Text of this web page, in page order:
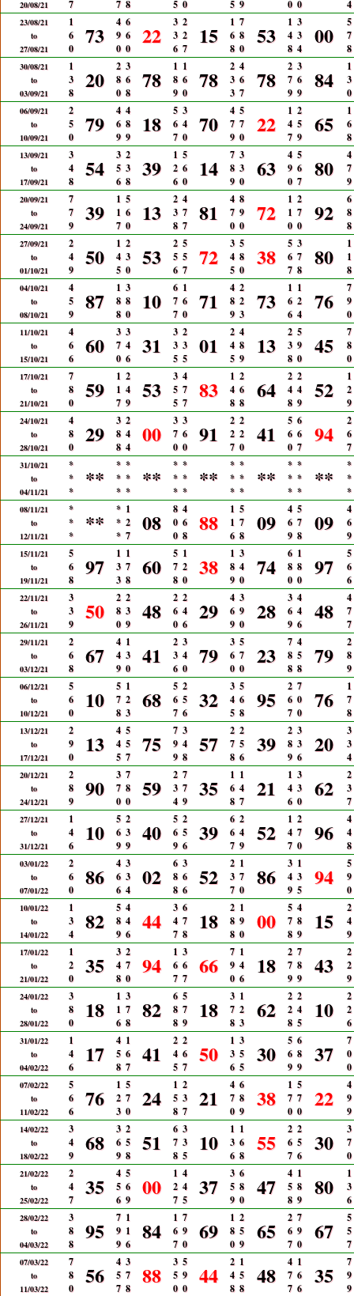
20/08/21 7 7 8 5 0 5 9 0 0 4
23/08/21
to
27/08/21
1
6
0
73
4
9
0
6
6
0
22
3
3
6
2
2
7
15
1
6
8
7
8
0
53
1
4
8
3
3
4
00
5
7
8
30/08/21
to
03/09/21
1
3
8
20
2
8
0
3
6
8
78
1
8
9
1
6
0
78
2
3
3
4
6
7
78
2
7
9
3
6
9
84
1
3
0
06/09/21
to
10/09/21
2
5
0
79
4
6
9
4
8
9
18
5
6
7
3
4
0
70
4
7
9
5
7
0
22
1
4
7
2
5
9
65
1
6
8
13/09/21
to
17/09/21
3
4
8
54
3
5
6
2
3
8
39
1
2
6
5
6
0
14
7
8
9
3
3
0
63
4
9
0
5
6
7
80
4
7
9
20/09/21
to
24/09/21
7
7
9
39
1
1
7
5
6
0
13
2
3
8
4
7
7
81
4
7
0
8
9
0
72
1
1
0
2
7
0
92
6
8
8
27/09/21
to
01/10/21
2
4
9
50
1
4
5
2
3
0
53
2
5
6
5
5
7
72
3
4
5
5
8
0
38
5
6
7
3
7
8
80
1
1
8
04/10/21
to
08/10/21
4
5
9
87
1
8
8
3
8
0
10
6
7
7
1
6
0
71
4
8
9
2
2
3
73
1
6
6
1
2
4
76
7
9
0
11/10/21
to
15/10/21
4
6
6
60
3
7
0
3
4
6
31
3
3
5
2
3
5
01
2
4
5
4
8
9
13
2
3
8
5
9
0
45
7
8
0
17/10/21
to
21/10/21
7
8
0
59
1
1
7
2
4
9
53
3
5
5
4
7
7
83
1
4
8
2
6
8
64
2
4
8
2
4
9
52
1
2
9
24/10/21
to
28/10/21
4
8
0
29
3
8
8
2
4
4
00
3
7
0
3
6
0
91
2
2
7
2
2
0
41
5
6
0
6
6
7
94
2
6
7
31/10/21
to
04/11/21
*
*
*
**
*
*
*
*
*
*
**
*
*
*
*
*
*
**
*
*
*
*
*
*
**
*
*
*
*
*
*
**
*
*
*
08/11/21
to
12/11/21
*
*
*
**
*
*
*
1
2
7
08
8
0
0
4
6
8
88
1
1
6
5
7
8
09
4
6
9
5
7
8
09
4
6
9
15/11/21
to
19/11/21
5
6
8
97
1
3
3
1
7
8
60
5
7
8
1
2
0
38
1
8
9
3
4
0
74
6
8
0
1
8
0
97
5
6
6
22/11/21
to
26/11/21
3
3
9
50
2
8
0
2
3
9
48
2
6
0
2
4
6
29
4
6
9
3
9
0
28
3
6
9
4
4
6
48
4
7
7
29/11/21
to
03/12/21
2
6
8
67
4
4
9
1
3
0
41
2
3
6
3
4
0
79
3
6
0
5
7
0
23
7
8
8
4
5
8
79
2
8
9
06/12/21
to
10/12/21
5
6
0
10
5
7
8
1
2
3
68
5
6
7
2
5
6
32
3
4
5
5
6
8
95
2
6
7
7
0
0
76
1
7
8
13/12/21
to
17/12/21
2
9
0
13
4
4
5
5
5
7
75
7
9
9
3
4
8
57
2
7
8
2
5
6
39
2
8
9
3
3
6
20
3
3
4
20/12/21
to
24/12/21
2
8
9
90
3
7
0
7
8
0
59
2
3
4
7
7
9
35
1
6
8
1
4
7
21
1
4
6
3
3
0
62
2
3
7
27/12/21
to
31/12/21
1
4
6
10
5
6
9
2
3
9
40
5
6
9
2
5
6
39
6
6
7
2
4
9
52
1
4
7
2
7
0
96
4
4
8
03/01/22
to
07/01/22
2
6
0
86
4
6
6
3
3
4
02
6
8
8
3
6
6
52
2
3
7
1
7
0
86
3
4
9
1
3
5
94
5
9
0
10/01/22
to
14/01/22
1
3
4
82
5
8
9
4
4
6
44
3
4
7
6
7
8
18
2
8
8
1
9
0
00
5
7
8
4
8
9
15
2
4
9
17/01/22
to
21/01/22
1
2
0
35
3
4
8
2
7
0
94
1
6
7
3
6
7
66
7
9
0
1
4
6
18
2
7
9
7
8
9
43
2
2
9
24/01/22
to
28/01/22
3
8
0
18
1
1
6
3
7
8
82
6
8
8
5
7
9
18
3
7
8
1
2
3
62
2
2
8
2
4
5
10
2
2
6
31/01/22
to
04/02/22
1
4
6
17
4
5
8
1
6
7
41
2
4
5
2
6
7
50
1
3
6
3
5
5
30
5
6
9
6
8
9
37
7
0
0
07/02/22
to
11/02/22
5
6
6
76
1
2
3
5
7
0
24
1
5
8
2
3
7
21
4
7
0
6
8
9
38
1
7
0
5
7
0
22
4
9
9
14/02/22
to
18/02/22
3
4
9
68
3
6
9
2
5
8
51
6
7
8
3
3
5
10
1
3
6
1
6
8
55
2
6
7
2
5
6
30
3
7
0
21/02/22
to
25/02/22
2
4
7
35
4
5
6
5
6
9
00
1
2
7
4
4
5
37
3
5
9
6
8
0
47
4
5
8
1
8
9
80
1
3
6
28/02/22
to
04/03/22
3
8
8
95
7
9
9
1
1
6
84
1
6
7
7
9
0
69
1
8
0
2
5
9
65
2
6
7
7
9
0
67
5
5
7
07/03/22
to
11/03/22
7
8
0
56
4
5
7
3
7
8
88
3
5
0
5
9
0
44
2
4
8
1
5
8
48
4
7
7
1
6
6
35
7
9
9